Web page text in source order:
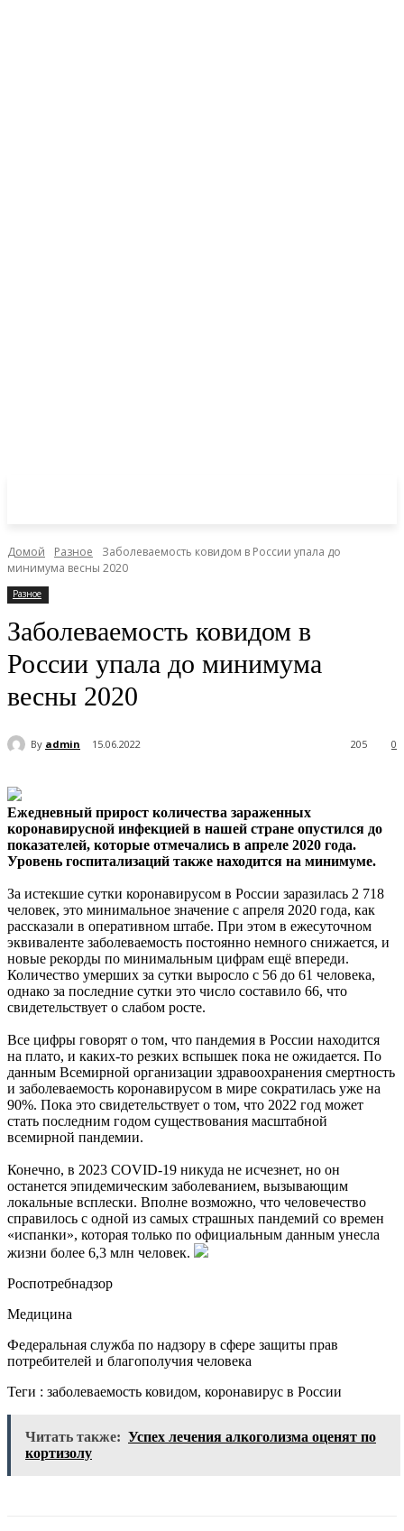
Домой Разное
Заболеваемость ковидом в России упала до
минимума весны 2020
Разное
Заболеваемость ковидом в
России упала до минимума
весны 2020
By admin 15.06.2022 0
205
Ежедневный прирост количества зараженных
коронавирусной инфекцией в нашей стране опустился до
показателей, которые отмечались в апреле 2020 года.
Уровень госпитализаций также находится на минимуме.
За истекшие сутки коронавирусом в России заразилась 2 718
человек, это минимальное значение с апреля 2020 года, как
рассказали в оперативном штабе. При этом в ежесуточном
эквиваленте заболеваемость постоянно немного снижается, и
новые рекорды по минимальным цифрам ещё впереди.
Количество умерших за сутки выросло с 56 до 61 человека,
однако за последние сутки это число составило 66, что
свидетельствует о слабом росте.
Все цифры говорят о том, что пандемия в России находится
на плато, и каких-то резких вспышек пока не ожидается. По
данным Всемирной организации здравоохранения смертность
и заболеваемость коронавирусом в мире сократилась уже на
90%. Пока это свидетельствует о том, что 2022 год может
стать последним годом существования масштабной
всемирной пандемии.
Конечно, в 2023 COVID-19 никуда не исчезнет, но он
останется эпидемическим заболеванием, вызывающим
локальные всплески. Вполне возможно, что человечество
справилось с одной из самых страшных пандемий со времен
«испанки», которая только по официальным данным унесла
жизни более 6,3 млн человек.
Роспотребнадзор
Медицина
Федеральная служба по надзору в сфере защиты прав
потребителей и благополучия человека
Теги : заболеваемость ковидом, коронавирус в России
Читать также: Успех лечения алкоголизма оценят по
кортизолу